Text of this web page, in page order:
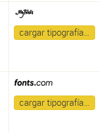
cargar tipografía…
cargar tipografía…